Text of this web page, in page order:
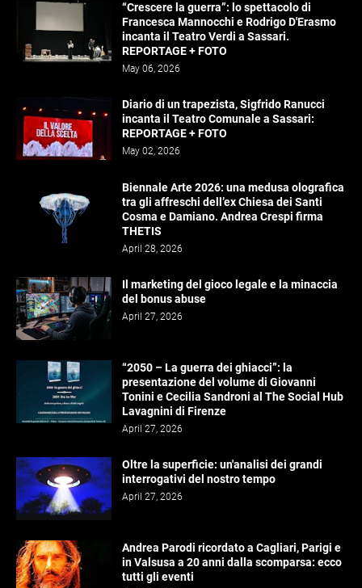
“Crescere la guerra”: lo spettacolo di
Francesca Mannocchi e Rodrigo D'Erasmo
incanta il Teatro Verdi a Sassari.
REPORTAGE + FOTO
May 06, 2026
Diario di un trapezista, Sigfrido Ranucci
incanta il Teatro Comunale a Sassari:
REPORTAGE + FOTO
May 02, 2026
Biennale Arte 2026: una medusa olografica
tra gli affreschi dell’ex Chiesa dei Santi
Cosma e Damiano. Andrea Crespi firma
THETIS
April 28, 2026
Il marketing del gioco legale e la minaccia
del bonus abuse
April 27, 2026
“2050 – La guerra dei ghiacci”: la
presentazione del volume di Giovanni
Tonini e Cecilia Sandroni al The Social Hub
Lavagnini di Firenze
April 27, 2026
Oltre la superficie: un'analisi dei grandi
interrogativi del nostro tempo
April 27, 2026
Andrea Parodi ricordato a Cagliari, Parigi e
in Valsusa a 20 anni dalla scomparsa: ecco
tutti gli eventi